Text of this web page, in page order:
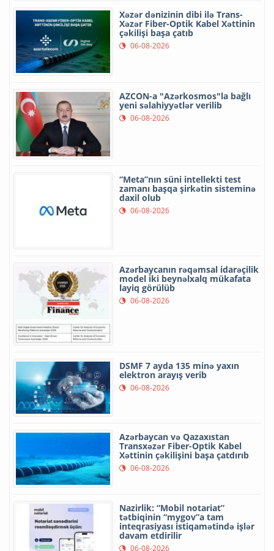
Xəzər dənizinin dibi ilə Trans-
Xəzər Fiber-Optik Kabel Xəttinin
çəkilişi başa çatıb
06-08-2026
AZCON-a "Azərkosmos"la bağlı
yeni səlahiyyətlər verilib
06-08-2026
“Meta”nın süni intellekti test
zamanı başqa şirkətin sisteminə
daxil olub
06-08-2026
Azərbaycanın rəqəmsal idarəçilik
model iki beynəlxalq mükafata
layiq görülüb
06-08-2026
DSMF 7 ayda 135 minə yaxın
elektron arayış verib
06-08-2026
Azərbaycan və Qazaxıstan
Transxəzər Fiber-Optik Kabel
Xəttinin çəkilişini başa çatdırıb
06-08-2026
Nazirlik: “Mobil notariat”
tətbiqinin “mygov”a tam
inteqrasiyası istiqamətində işlər
davam etdirilir
06-08-2026